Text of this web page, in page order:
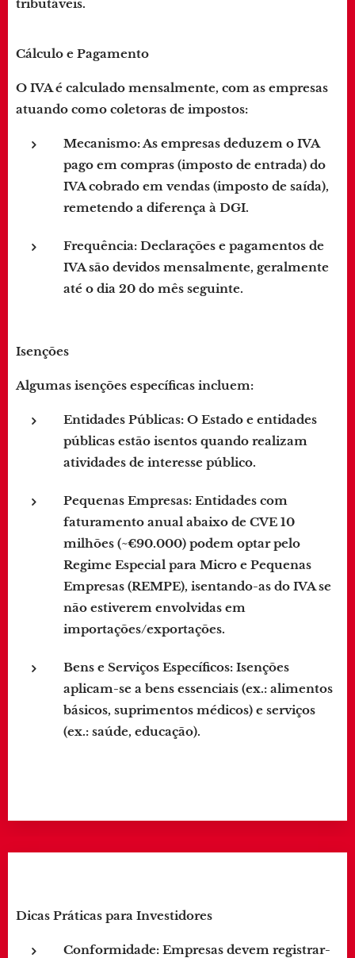
tributáveis.
Cálculo e Pagamento
O IVA é calculado mensalmente, com as empresas
atuando como coletoras de impostos:
Mecanismo: As empresas deduzem o IVA
pago em compras (imposto de entrada) do
IVA cobrado em vendas (imposto de saída),
remetendo a diferença à DGI.
Frequência: Declarações e pagamentos de
IVA são devidos mensalmente, geralmente
até o dia 20 do mês seguinte.
Isenções
Algumas isenções específicas incluem:
Entidades Públicas: O Estado e entidades
públicas estão isentos quando realizam
atividades de interesse público.
Pequenas Empresas: Entidades com
faturamento anual abaixo de CVE 10
milhões (~€90.000) podem optar pelo
Regime Especial para Micro e Pequenas
Empresas (REMPE), isentando-as do IVA se
não estiverem envolvidas em
importações/exportações.
Bens e Serviços Específicos: Isenções
aplicam-se a bens essenciais (ex.: alimentos
básicos, suprimentos médicos) e serviços
(ex.: saúde, educação).
Dicas Práticas para Investidores
Conformidade: Empresas devem registrar-